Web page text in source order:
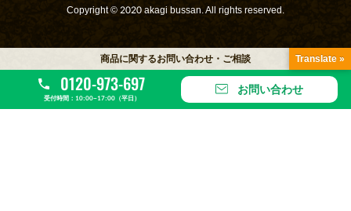
Copyright © 2020 akagi bussan. All rights reserved.
商品に関するお問い合わせ・ご相談
0120-973-697
受付時間：10:00~17:00（平日）
お問い合わせ
Translate »